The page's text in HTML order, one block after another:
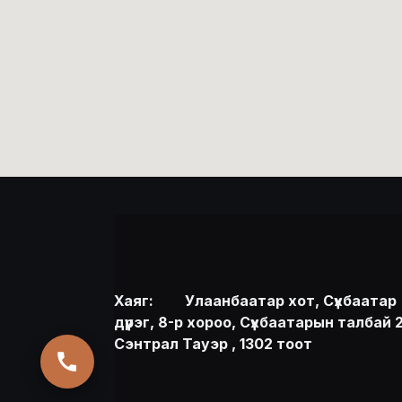
Хаяг:
​Улаанбаатар хот, Сүхбаатар
дүүрэг, 8-р хороо, Сүхбаатарын талбай
Сэнтрал Тауэр , 1302 тоот